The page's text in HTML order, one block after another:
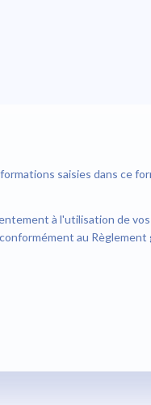
saisies dans ce
à l'utilisation de
au Règlement